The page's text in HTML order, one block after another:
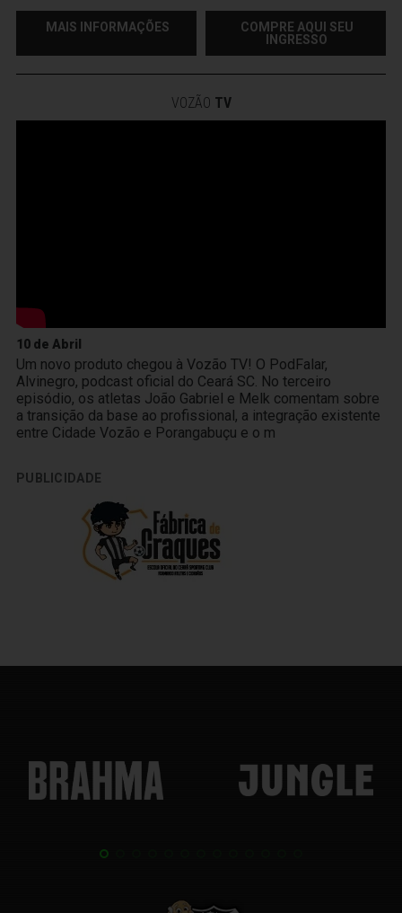
MAIS INFORMAÇÕES
COMPRE AQUI SEU
INGRESSO
VOZÃO TV
10 de Abril
Um novo produto chegou à Vozão TV! O PodFalar,
Alvinegro, podcast oficial do Ceará SC. No terceiro
episódio, os atletas João Gabriel e Melk comentam sobre
a transição da base ao profissional, a integração existente
entre Cidade Vozão e Porangabuçu e o m
PUBLICIDADE